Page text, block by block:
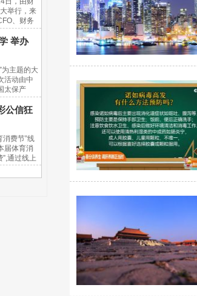
举行，来
、财务
举办
为主题的大
活动由中
太保产
公信狂
消费节”线
届体育消
”,通过线上